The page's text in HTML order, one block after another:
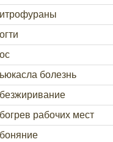
болезнь
рабочих мест